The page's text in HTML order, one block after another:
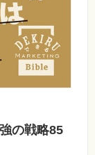
の戦略85